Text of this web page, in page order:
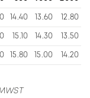
14.40 13.60 12.80
15.10 14.30 13.50
15.80 15.00 14.20